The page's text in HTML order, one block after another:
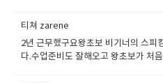
티쳐 zarene
2년 근무했구요왕초보 비기너의 스피
다.수업준비도 잘해오고 왕초보가 처